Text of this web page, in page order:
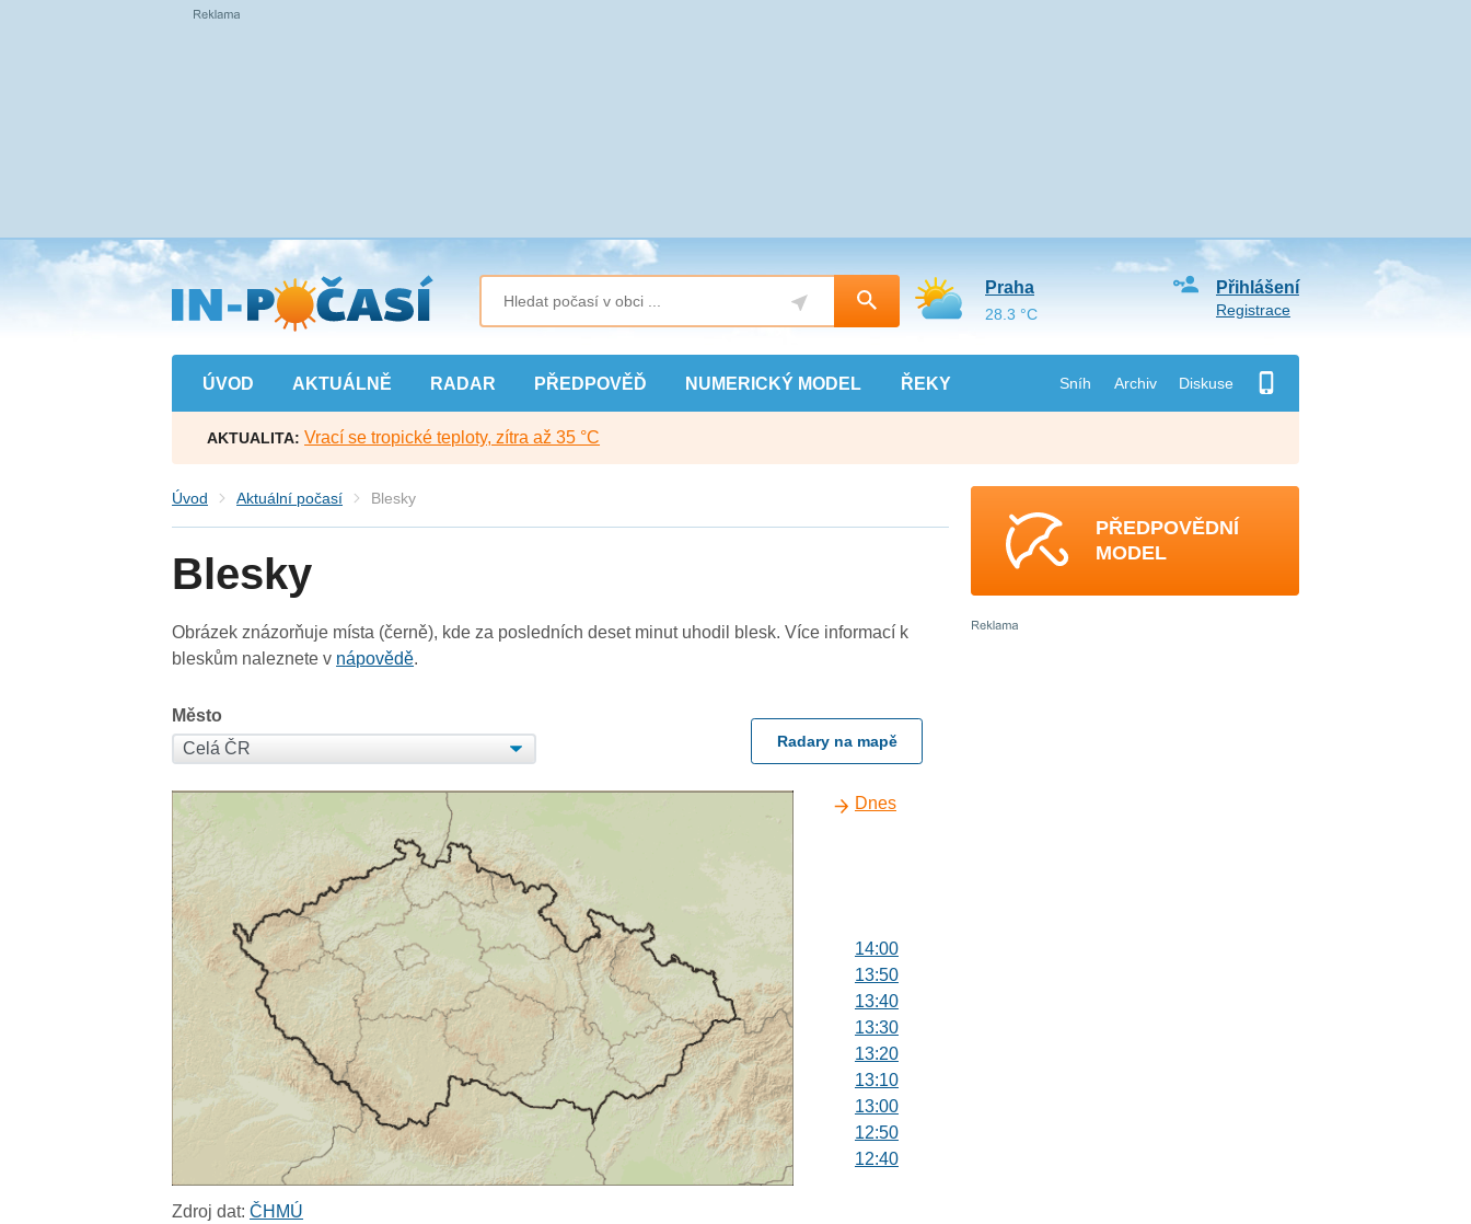
Přejít
na
hlavní
obsah
ÚVOD AKTUÁLNĚ RADAR PŘEDPOVĚĎ NUMERICKÝ MODEL ŘEKY Sníh Archiv Diskuse
Přihlášení
Registrace
Praha
28.3 °C
AKTUALITA: Vrací se tropické teploty, zítra až 35 °C
Úvod Aktuální počasí Blesky
Blesky
Obrázek znázorňuje místa (černě), kde za posledních deset minut uhodil blesk. Více informací k
bleskům naleznete v nápovědě.
Město
Radary na mapě
Dnes
14:00
13:50
13:40
13:30
13:20
13:10
13:00
12:50
12:40
Zdroj dat:ČHMÚ
PŘEDPOVĚDNÍ
MODEL